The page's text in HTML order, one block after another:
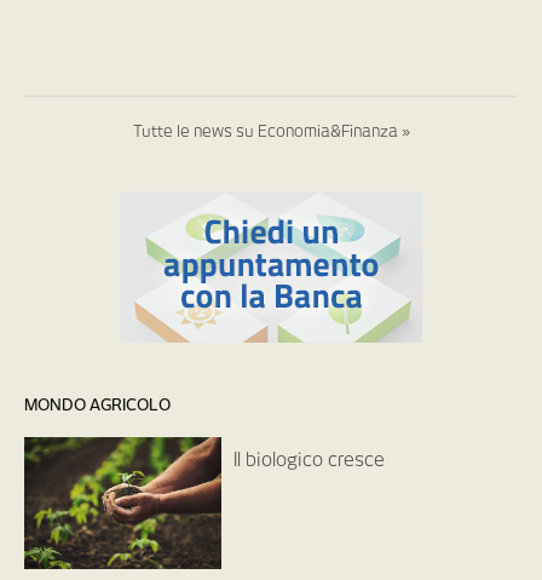
Tutte le news su Economia&Finanza »
MONDO AGRICOLO
Il biologico cresce